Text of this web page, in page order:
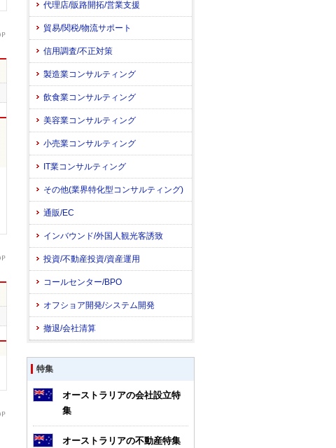
代理店/販路開拓/営業支援
貿易/関税/物流サポート
信用調査/不正対策
製造業コンサルティング
飲食業コンサルティング
美容業コンサルティング
小売業コンサルティング
IT業コンサルティング
その他(業界特化型コンサルティング)
通販/EC
インバウンド/外国人観光客誘致
投資/不動産投資/資産運用
コールセンター/BPO
オフショア開発/システム開発
撤退/会社清算
特集
オーストラリアの会社設立特
集
オーストラリアの不動産特集